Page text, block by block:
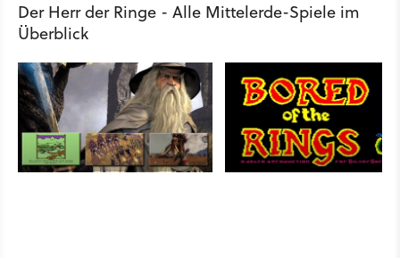
Der Herr der Ringe - Alle Mittelerde-Spiele im
Überblick